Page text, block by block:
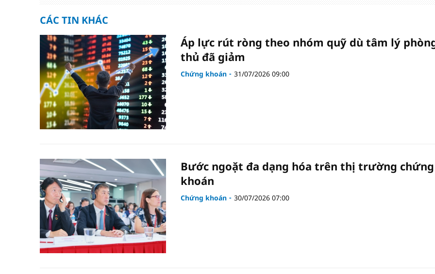
CÁC TIN KHÁC
Áp lực rút ròng theo nhóm quỹ dù tâm lý
thủ đã giảm
Chứng khoán 31/07/2026 09:00
Bước ngoặt đa dạng hóa trên thị trường chứng
khoán
Chứng khoán 30/07/2026 07:00